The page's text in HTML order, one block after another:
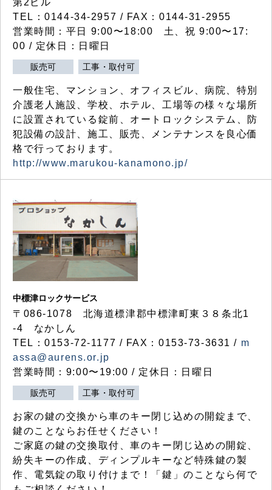
第2ビル
TEL：0144-34-2957 / FAX：0144-31-2955
営業時間：平日 9:00〜18:00 土、祝 9:00〜17:
00 / 定休日：日曜日
販売可 工事・取付可
一般住宅、マンション、オフィスビル、病院、特別
介護老人施設、学校、ホテル、工場等の様々な場所
に設置されている錠前、オートロックシステム、防
犯設備の設計、施工、販売、メンテナンスを良心価
格で行っております。
http://www.marukou-kanamono.jp/
中標津ロックサービス
〒086-1078 北海道標津郡中標津町東３８条北1
-4 なかしん
TEL：0153-72-1177 / FAX：0153-73-3631 / m
assa@aurens.or.jp
営業時間：9:00〜19:00 / 定休日：日曜日
販売可 工事・取付可
お家の鍵の交換から車のキー閉じ込めの開錠まで、
鍵のことならお任せください！
ご家庭の鍵の交換取付、車のキー閉じ込めの開錠、
紛失キーの作成、ディンプルキーなど特殊鍵の製
作、電気錠の取り付けまで！「鍵」のことなら何で